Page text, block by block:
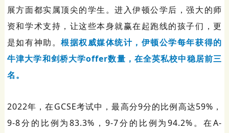
展方面都实属顶尖的学生。进入伊顿公学后，强大的师
资和学术支持，让这些本身就赢在起跑线的孩子们，更
是如有神助。根据权威媒体统计，伊顿公学每年获得的
牛津大学和剑桥大学offer数量，在全英私校中稳居前三
名。
2022年，在GCSE考试中，最高分9分的比例高达59%，
9-8分的比例为83.3%，9-7分的比例为94.2%。在A-